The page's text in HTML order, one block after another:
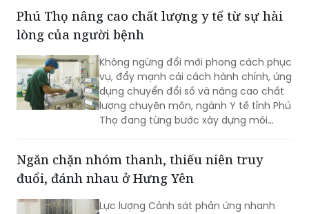
nghiệp TP Hải Phòng.
Phú Thọ nâng cao chất lượng y tế từ sự hài
lòng của người bệnh
Không ngừng đổi mới phong cách phục
vụ, đẩy mạnh cải cách hành chính, ứng
dụng chuyển đổi số và nâng cao chất
lượng chuyên môn, ngành Y tế tỉnh Phú
Thọ đang từng bước xây dựng môi
cơ sở y tế, sự hài lòng của người bệnh
không chỉ là mục tiêu hướng tới mà
đánh giá chất lượng hoạt động của
Ngăn chặn nhóm thanh, thiếu niên truy
đuổi, đánh nhau ở Hưng Yên
Lực lượng Cảnh sát phản ứng nhanh